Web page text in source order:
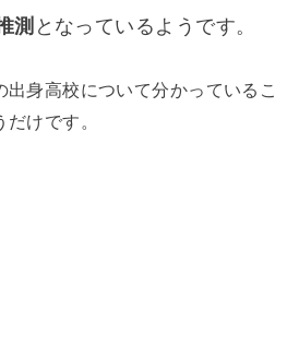
測 となっているようです。
身高校について分かっているこ
けです。